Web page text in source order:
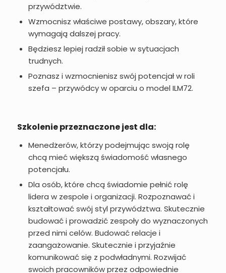
przywództwie.
Wzmocnisz właściwe postawy, obszary, które
wymagają dalszej pracy.
Będziesz lepiej radził sobie w sytuacjach
trudnych.
Poznasz i wzmocnienisz swój potencjał w roli
szefa – przywódcy w oparciu o model ILM72.
Szkolenie przeznaczone jest dla:
Menedżerów, którzy podejmując swoją rolę
chcą mieć większą świadomość własnego
potencjału.
Dla osób, które chcą świadomie pełnić rolę
lidera w zespole i organizacji. Rozpoznawać i
kształtować swój styl przywództwa. Skutecznie
budować i prowadzić zespoły do wyznaczonych
przed nimi celów. Budować relacje i
zaangażowanie. Skutecznie i przyjaźnie
komunikować się z podwładnymi. Rozwijać
swoich pracowników przez odpowiednie